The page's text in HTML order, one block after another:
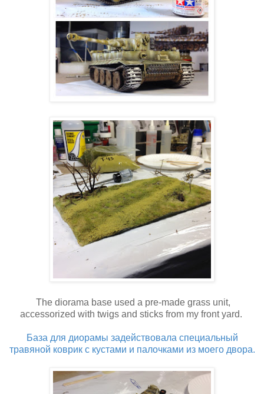
The diorama base used a pre-made grass unit,
accessorized with twigs and sticks from my front yard.
База для диорамы задействовала специальный
травяной коврик с кустами и палочками из моего двора.